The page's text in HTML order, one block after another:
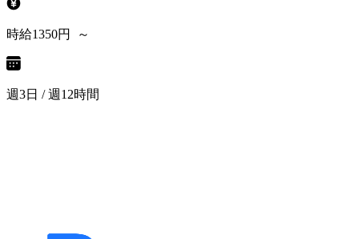
時給1350円 ～
週3日 / 週12時間